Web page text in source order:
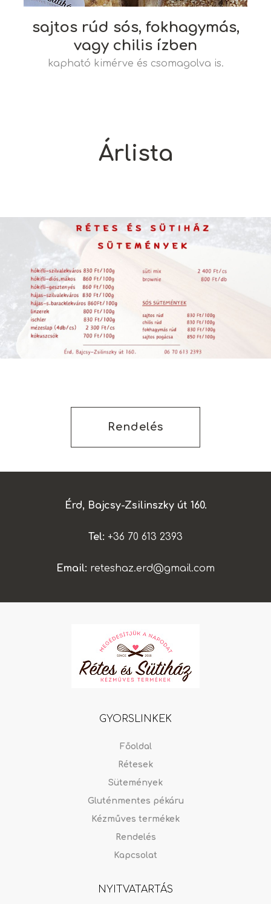
sajtos rúd sós, fokhagymás,
vagy chilis ízben
kapható kimérve és csomagolva is.
Árlista
Rendelés
Érd, Bajcsy-Zsilinszky út 160.
Tel: +36 70 613 2393
Email: reteshaz.erd@gmail.com
GYORSLINKEK
Főoldal
Rétesek
Sütemények
Gluténmentes pékáru
Kézműves termékek
Rendelés
Kapcsolat
NYITVATARTÁS